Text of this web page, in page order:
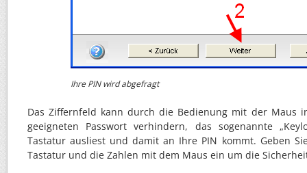
Ihre PIN wird abgefragt
Das Ziffernfeld kann durch die Bedienung mit der Maus
geeigneten Passwort verhindern, das sogenannte
Tastatur ausliest und damit an Ihre PIN kommt. Geben
Tastatur und die Zahlen mit dem Maus ein um die